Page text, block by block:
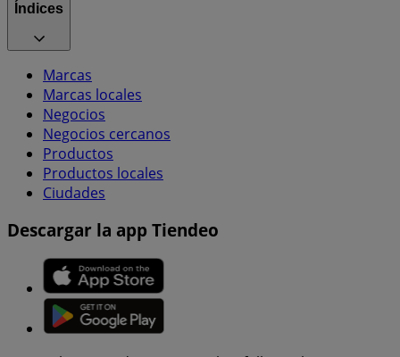
Índices
Marcas
Marcas locales
Negocios
Negocios cercanos
Productos
Productos locales
Ciudades
Descargar la app Tiendeo